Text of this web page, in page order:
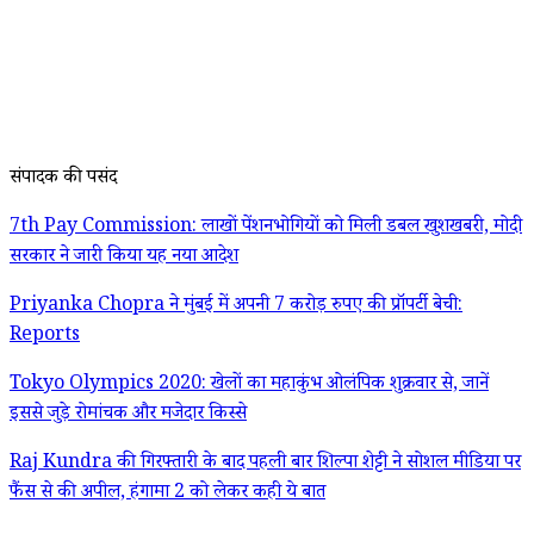
संपादक की पसंद
7th Pay Commission: लाखों पेंशनभोगियों को मिली डबल खुशखबरी, मोदी
सरकार ने जारी किया यह नया आदेश
Priyanka Chopra ने मुंबई में अपनी 7 करोड़ रुपए की प्रॉपर्टी बेची:
Reports
Tokyo Olympics 2020: खेलों का महाकुंभ ओलंपिक शुक्रवार से, जानें
इससे जुड़े रोमांचक और मजेदार किस्से
Raj Kundra की गिरफ्तारी के बाद पहली बार शिल्पा शेट्टी ने सोशल मीडिया पर
फैंस से की अपील, हंगामा 2 को लेकर कही ये बात